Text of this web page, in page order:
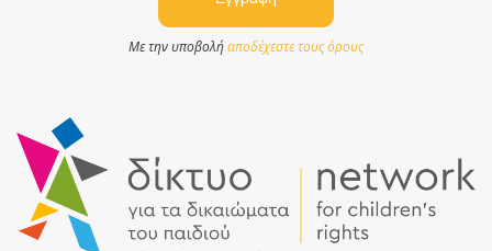
Με την υποβολήαποδέχεστε τους όρους